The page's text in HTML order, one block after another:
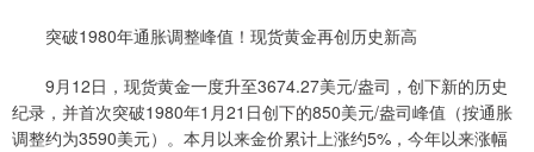
突破1980年通胀调整峰值！现货黄金再创历史新高
9月12日，现货黄金一度升至3674.27美元/盎司，创下新的历史
纪录，并首次突破1980年1月21日创下的850美元/盎司峰值（按通胀
调整约为3590美元）。本月以来金价累计上涨约5%，今年以来涨幅